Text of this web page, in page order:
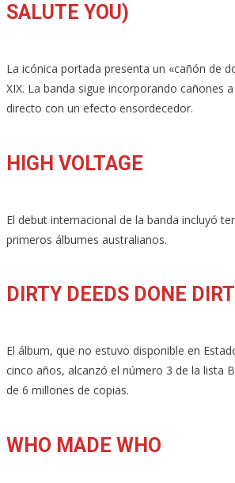
SALUTE YOU)
La icónica portada presenta un «cañón de
XIX. La banda sigue incorporando cañones
directo con un efecto ensordecedor.
HIGH VOLTAGE
El debut internacional de la banda incluyó
primeros álbumes australianos.
DIRTY DEEDS DONE
El álbum, que no estuvo disponible en
cinco años, alcanzó el número 3 de la lista
de 6 millones de copias.
WHO MADE WHO